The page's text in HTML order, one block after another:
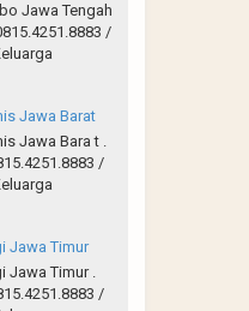
Jawa Tengah
/
Jawa Barat
Jawa Bara t .
/
Jawa Timur
Jawa Timur .
/